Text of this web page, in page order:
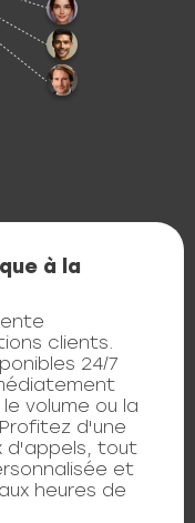
à la
clients.
24/7
volume ou la
d'une
d'appels, tout
et
heures de